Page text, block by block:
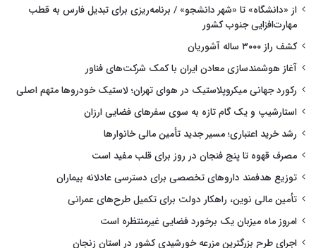
از «دانشگاه» تا «شهر دانشجو» / برنامه‌ریزی برای تبدیل فارس به قطب
مهارت‌افزایی جنوب کشور
کشف راز ۳۰۰۰ ساله آشوریان
آغاز هوشمندسازی معادن ایران با کمک شرکت‌های فناور
رکورد جهانی میکروپلاستیک در هوای تهران؛ لاستیک خودروها متهم اصلی
استارشیپ و یک گام تازه به سوی سفرهای فضایی ارزان
رشد خرید اعتباری؛ مسیر جدید تأمین مالی خانوارها
مصرف قهوه تا پنج فنجان در روز برای قلب مفید است
توزیع هدفمند داروهای تخصصی برای دسترسی عادلانه بیماران
تأمین مالی نوین، راهکار دولت برای تکمیل طرح‌های عمرانی
امروز ماه میزبان یک برخورد فضایی غیرمنتظره است
اجرای طرح بزرگترین مزرعه خورشیدی کشور در استان زنجان